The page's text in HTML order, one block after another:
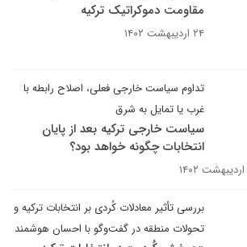
مقاومت دموکراتیک ترکیه
۲۴ اردیبهشت ۱۴۰۲
تداوم سیاست خارجی فعلی، اصلاح رابطه با
غرب یا تمایل به شرق
سیاست خارجی ترکیه بعد از پایان
انتخابات چگونه خواهد بود؟
بررسی تأثیر معادلات کُردی بر انتخابات ترکیه و
تحولات منطقه در گفت‌وگو با احسان هوشمند